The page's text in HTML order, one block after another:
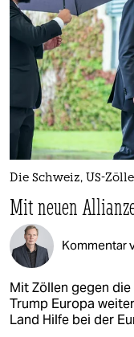
Die Schweiz, US-
Mit neuen
Kommentar
Mit Zöllen gegen
Trump Europa
Land Hilfe bei der